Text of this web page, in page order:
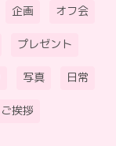
企画 オフ会
プレゼント
写真 日常
ご挨拶